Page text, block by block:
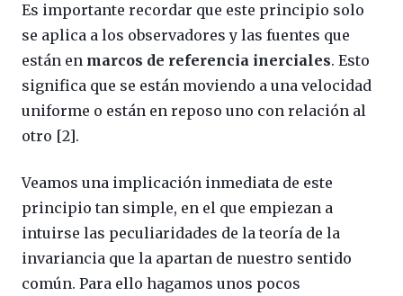
Es importante recordar que este principio solo
se aplica a los observadores y las fuentes que
están en marcos de referencia inerciales. Esto
significa que se están moviendo a una velocidad
uniforme o están en reposo uno con relación al
otro [2].
Veamos una implicación inmediata de este
principio tan simple, en el que empiezan a
intuirse las peculiaridades de la teoría de la
invariancia que la apartan de nuestro sentido
común. Para ello hagamos unos pocos